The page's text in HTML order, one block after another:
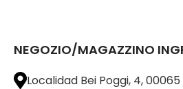
NEGOZIO/MAGAZZINO
Localidad Bei Poggi, 4,